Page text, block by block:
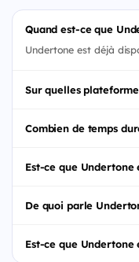
Quand est-ce que
Undertone est déjà
Sur quelles
Combien de temps
Est-ce que Undertone
De quoi parle
Est-ce que Undertone